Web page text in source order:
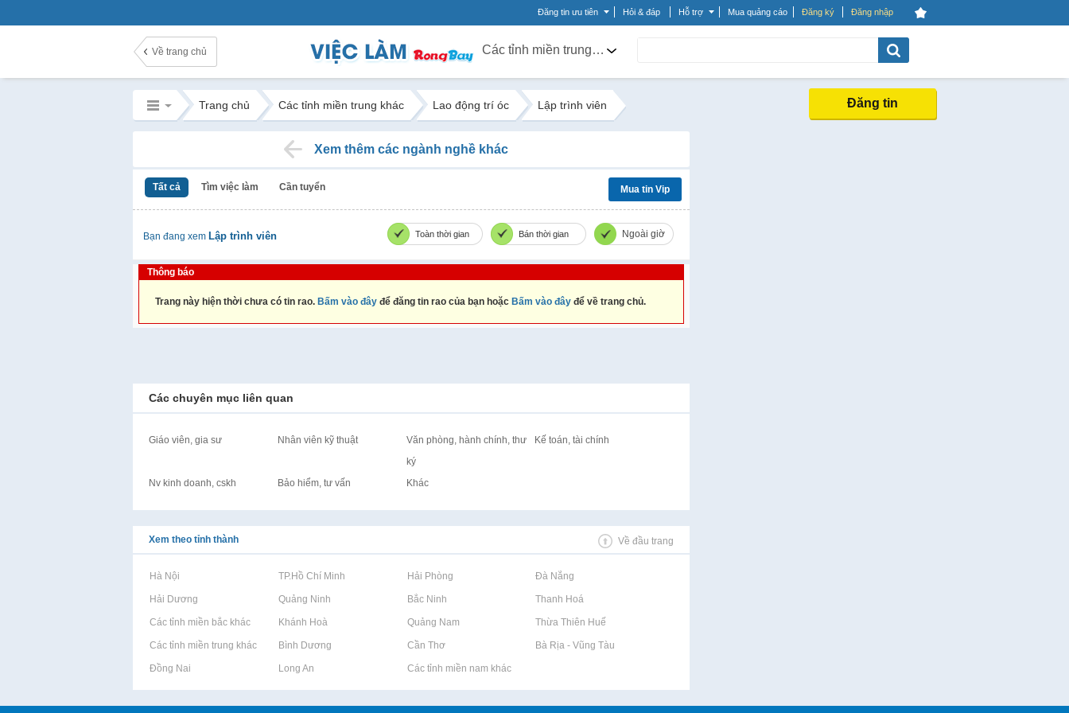
Đăng tin ưu tiên Hỏi & đáp Hỗ trợ Mua quảng cáo Đăng ký Đăng nhập
Về trang chủ Các tỉnh miền trung khác
Trang chủ Các tỉnh miền trung khác Lao động trí óc Lập trình viên Đăng tin
Xem thêm các ngành nghề khác
Tất cả Tìm việc làm Cần tuyển Mua tin Vip
Bạn đang xem Lập trình viên Toàn thời gian Bán thời gian Ngoài giờ
Thông báo
Trang này hiện thời chưa có tin rao. Bấm vào đây để đăng tin rao của bạn hoặc Bấm vào đây để về trang chủ.
Các chuyên mục liên quan
Giáo viên, gia sư Nhân viên kỹ thuật
Văn phòng, hành chính, thư
ký
Kế toán, tài chính
Nv kinh doanh, cskh Bảo hiểm, tư vấn Khác
Xem theo tỉnh thành Về đầu trang
Rao vặt tại Hà Nội Rao vặt tại TP.Hồ Chí Minh Rao vặt tại Hải Phòng Rao vặt tại Đà Nẵng
Rao vặt tại Hải Dương Rao vặt tại Quảng Ninh Rao vặt tại Bắc Ninh Rao vặt tại Thanh Hoá
Rao vặt tại Các tỉnh miền bắc khácRao vặt tại Khánh Hoà Rao vặt tại Quảng Nam Rao vặt tại Thừa Thiên Huế
Rao vặt tại Các tỉnh miền trung khácRao vặt tại Bình Dương Rao vặt tại Cần Thơ Rao vặt tại Bà Rịa - Vũng Tàu
Rao vặt tại Đồng Nai Rao vặt tại Long An Rao vặt tại Các tỉnh miền nam khác